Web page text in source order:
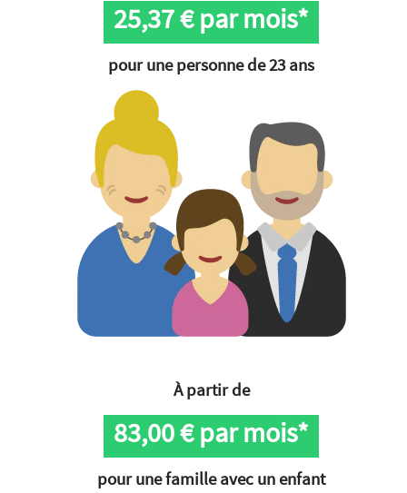
25,37€ par mois*
pour une personne de 23 ans
À partir de
83,00€ par mois*
pour une famille avec un enfant